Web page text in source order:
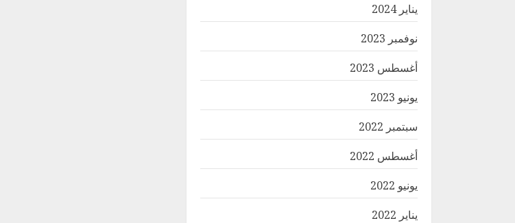
يناير 2024
نوفمبر 2023
أغسطس 2023
يونيو 2023
سبتمبر 2022
أغسطس 2022
يونيو 2022
يناير 2022